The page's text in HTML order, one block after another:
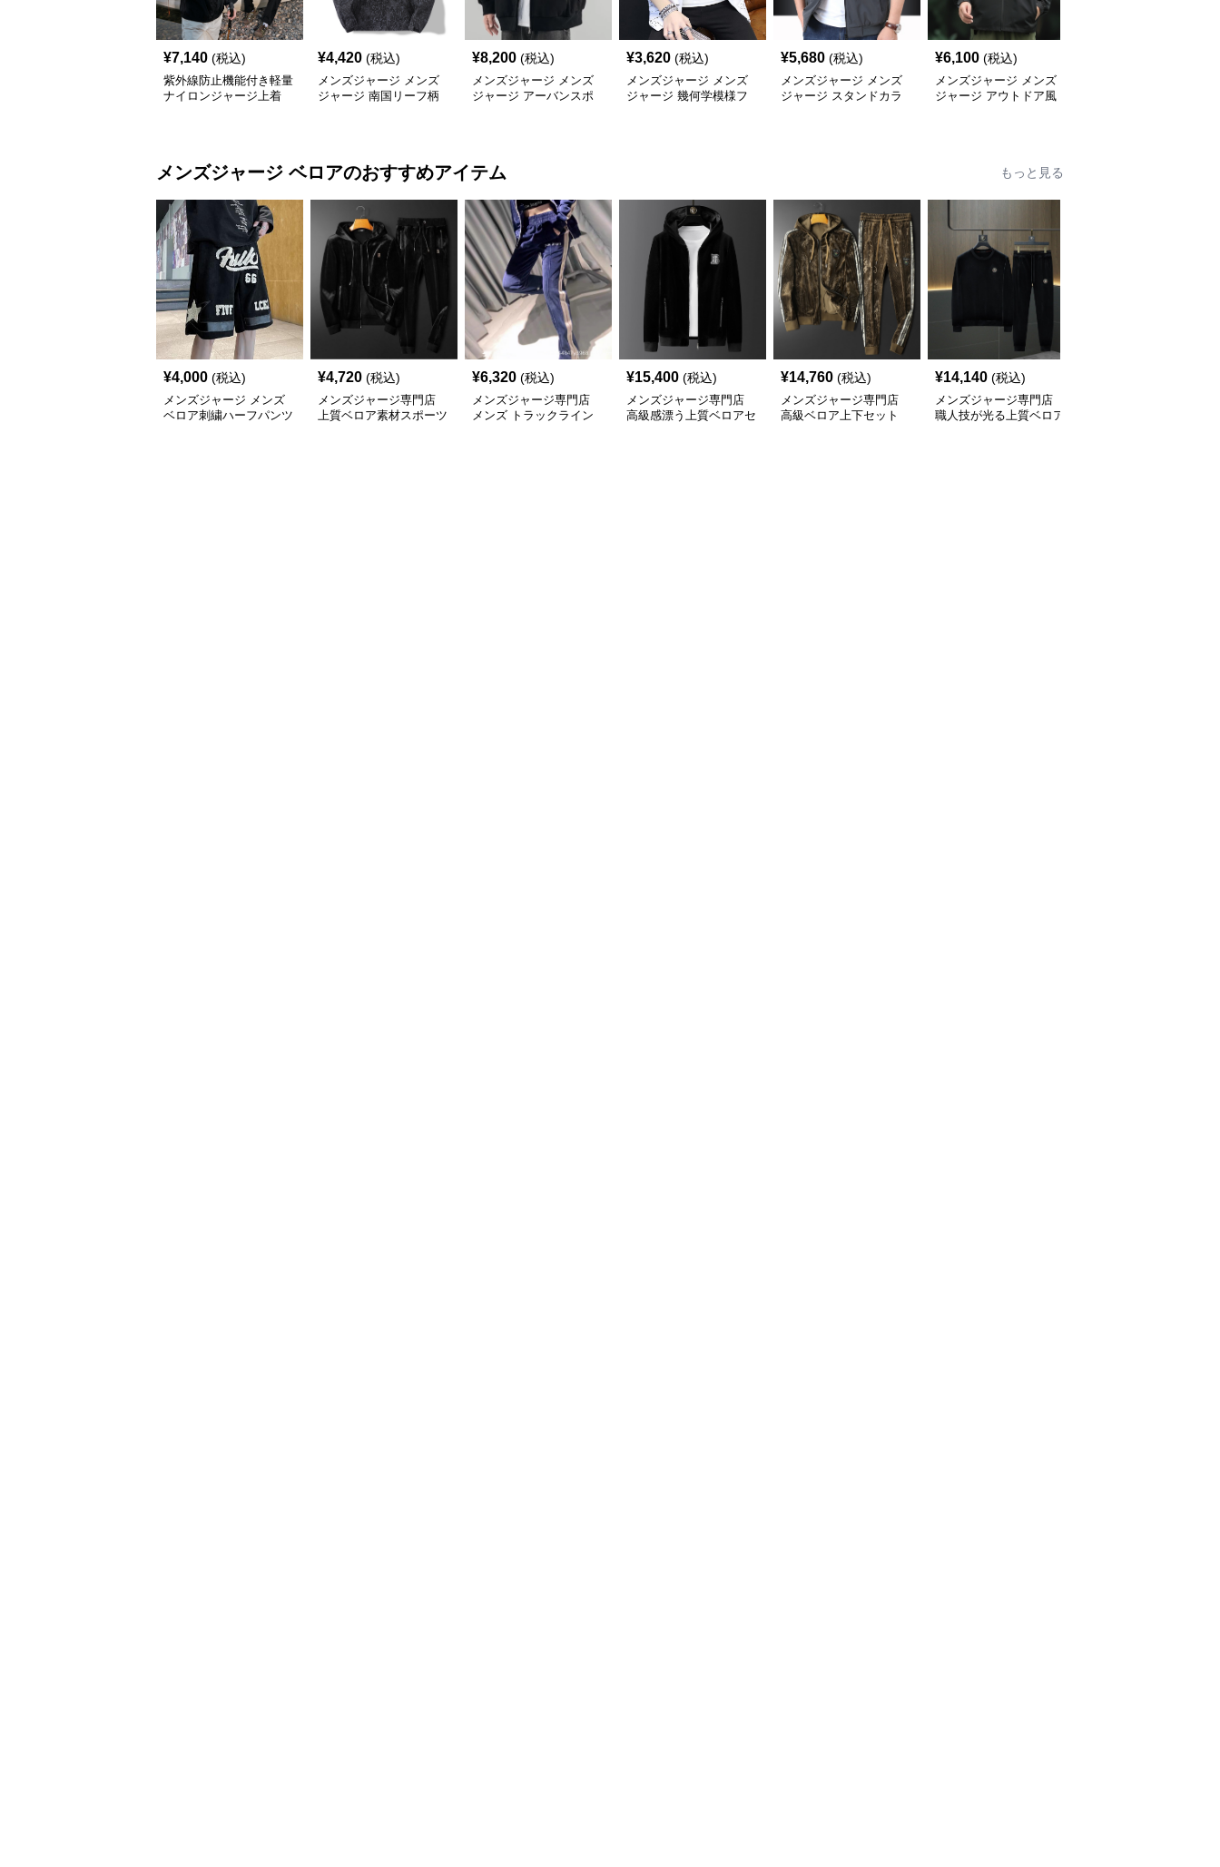
¥7,140 (税込)
紫外線防止機能付き軽量
ナイロンジャージ上着
¥4,420 (税込)
メンズジャージ メンズ
ジャージ 南国リーフ柄
¥8,200 (税込)
メンズジャージ メンズ
ジャージ アーバンスポ
¥3,620 (税込)
メンズジャージ メンズ
ジャージ 幾何学模様フ
¥5,680 (税込)
メンズジャージ メンズ
ジャージ スタンドカラ
¥6,100 (税込)
メンズジャージ メンズ
ジャージ アウトドア風
メンズジャージ ベロアのおすすめアイテム もっと見る
¥4,000 (税込)
メンズジャージ メンズ
ベロア刺繍ハーフパンツ
¥4,720 (税込)
メンズジャージ専門店
上質ベロア素材スポーツ
¥6,320 (税込)
メンズジャージ専門店
メンズ トラックライン
¥15,400 (税込)
メンズジャージ専門店
高級感漂う上質ベロアセ
¥14,760 (税込)
メンズジャージ専門店
高級ベロア上下セット
¥14,140 (税込)
メンズジャージ専門店
職人技が光る上質ベロア